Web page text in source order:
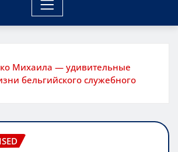
Михаила — удивительные
бельгийского служебного